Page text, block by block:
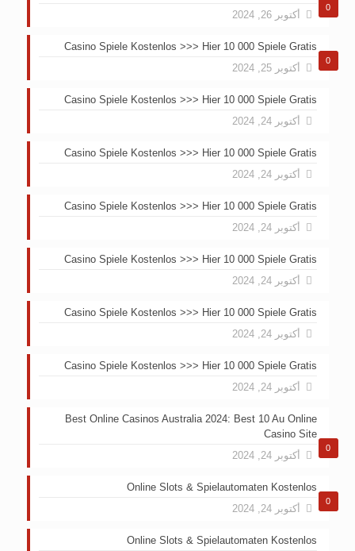
0
أكتوبر 26, 2024
0
Casino Spiele Kostenlos >>> Hier 10 000 Spiele Gratis
أكتوبر 25, 2024
Casino Spiele Kostenlos >>> Hier 10 000 Spiele Gratis
أكتوبر 24, 2024
Casino Spiele Kostenlos >>> Hier 10 000 Spiele Gratis
أكتوبر 24, 2024
Casino Spiele Kostenlos >>> Hier 10 000 Spiele Gratis
أكتوبر 24, 2024
Casino Spiele Kostenlos >>> Hier 10 000 Spiele Gratis
أكتوبر 24, 2024
Casino Spiele Kostenlos >>> Hier 10 000 Spiele Gratis
أكتوبر 24, 2024
Casino Spiele Kostenlos >>> Hier 10 000 Spiele Gratis
أكتوبر 24, 2024
0
Best Online Casinos Australia 2024: Best 10 Au Online
Casino Site
أكتوبر 24, 2024
0
Online Slots & Spielautomaten Kostenlos
أكتوبر 24, 2024
Online Slots & Spielautomaten Kostenlos